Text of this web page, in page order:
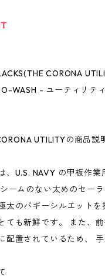
CORONA
WASH - ユーティリテ
UTILITYの商品説
、U.S. NAVY の甲板作
ームのない太めのセー
太のバギーシルエット
ても新鮮です。 また、
配置されているため、